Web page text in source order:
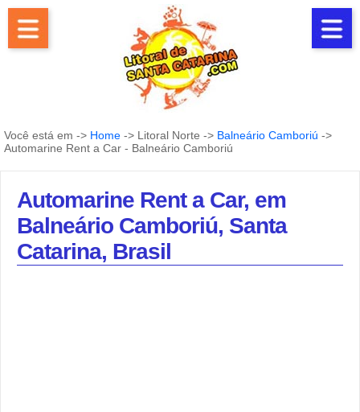
Você está em -> Home -> Litoral Norte -> Balneário Camboriú ->
Automarine Rent a Car - Balneário Camboriú
Automarine Rent a Car, em
Balneário Camboriú, Santa
Catarina, Brasil